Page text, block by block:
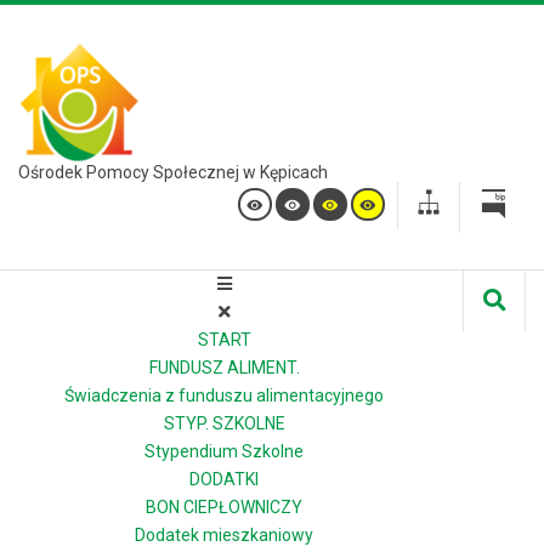
Ośrodek Pomocy Społecznej w Kępicach
START
FUNDUSZ ALIMENT.
Świadczenia z funduszu alimentacyjnego
STYP. SZKOLNE
Stypendium Szkolne
DODATKI
BON CIEPŁOWNICZY
Dodatek mieszkaniowy